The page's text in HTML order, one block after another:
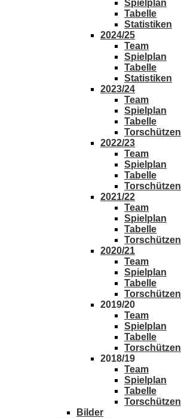
Spielplan
Tabelle
Statistiken
2024/25
Team
Spielplan
Tabelle
Statistiken
2023/24
Team
Spielplan
Tabelle
Torschützen
2022/23
Team
Spielplan
Tabelle
Torschützen
2021/22
Team
Spielplan
Tabelle
Torschützen
2020/21
Team
Spielplan
Tabelle
Torschützen
2019/20
Team
Spielplan
Tabelle
Torschützen
2018/19
Team
Spielplan
Tabelle
Torschützen
Bilder